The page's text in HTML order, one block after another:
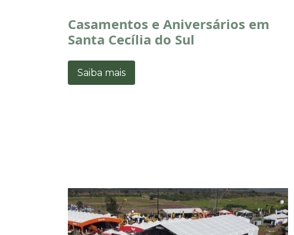
Casamentos e Aniversários em
Santa Cecília do Sul
Saiba mais